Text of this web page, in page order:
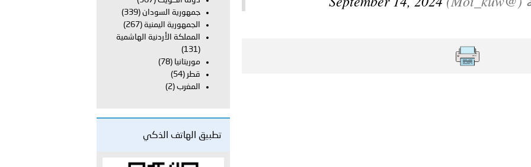
لمجلس وزراء الداخلية العرب بمناسبة اختتام المؤتمر العربي الثاني عشر للمسؤولين عن الأمن السياحي 2026.
جمهورية السودان (339)
الجمهورية اليمنية (267)
المملكة الأردنية الهاشمية
(131)
موريتانيا (78)
قطر (54)
المغرب (2)
تطبيق الهاتف الذكي